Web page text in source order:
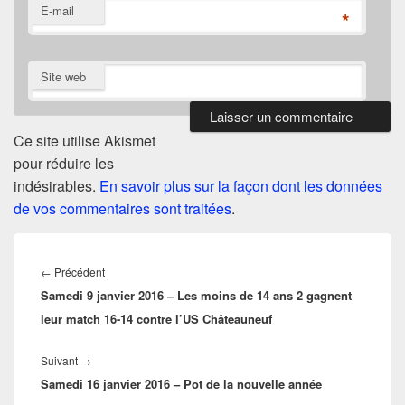
E-mail *
Site web
Ce site utilise Akismet
pour réduire les
indésirables. En savoir plus sur la façon dont les données
de vos commentaires sont traitées.
de
l’article
← PrécédentArticle
précédent :
Samedi 9 janvier 2016 – Les moins de 14 ans 2 gagnent
leur match 16-14 contre l’US Châteauneuf
Suivant →
suivant :
Samedi 16 janvier 2016 – Pot de la nouvelle année